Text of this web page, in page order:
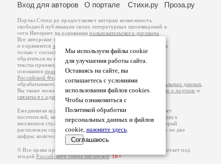
Мы используем файлы cookie
для улучшения работы сайта.
Оставаясь на сайте, вы
соглашаетесь с условиями
использования файлов cookies.
Чтобы ознакомиться с
Политикой обработки
персональных данных и файлов
cookie, нажмите здесь.
Соглашаюсь
Вход для авторов
О портале Стихи.ру Проза.ру
Портал Стихи.ру предоставляет авторам возможность
свободной публикации своих литературных произведений в
сети Интернет на основаниипользовательского договора
Все авторские права на произведения принадлежат авторам
и охраняются законом
. Перепечатка произведений возможна
только с согласия его автора, к которому вы можете
обратиться на его авторской странице. Ответственность за
тексты произведений авторы несут самостоятельно на
основанииправил публикацииизаконодательства
Российской Федерации
обрабатываются на основанииПолитики обработки персональных данных
Вы также можете посмотреть более подробнуюинформацию о портале и
связаться с администрацией
Ежедневная аудитория портала Стихи.ру – порядка 200 тысяч
посетителей, которые в общей сумме просматривают более двух
миллионов страниц по данным счетчика посещаемости, который
расположен справа от этого текста. В каждой графе указано по две
цифры: количество просмотров и количество посетителей.
© Все права принадлежат авторам, 2000-2026. Портал работает под
эгидойРоссийского союза писателей.18+